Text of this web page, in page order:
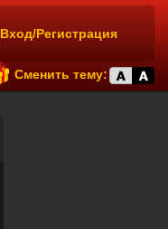
Вход/Регистрация
Сменить тему: